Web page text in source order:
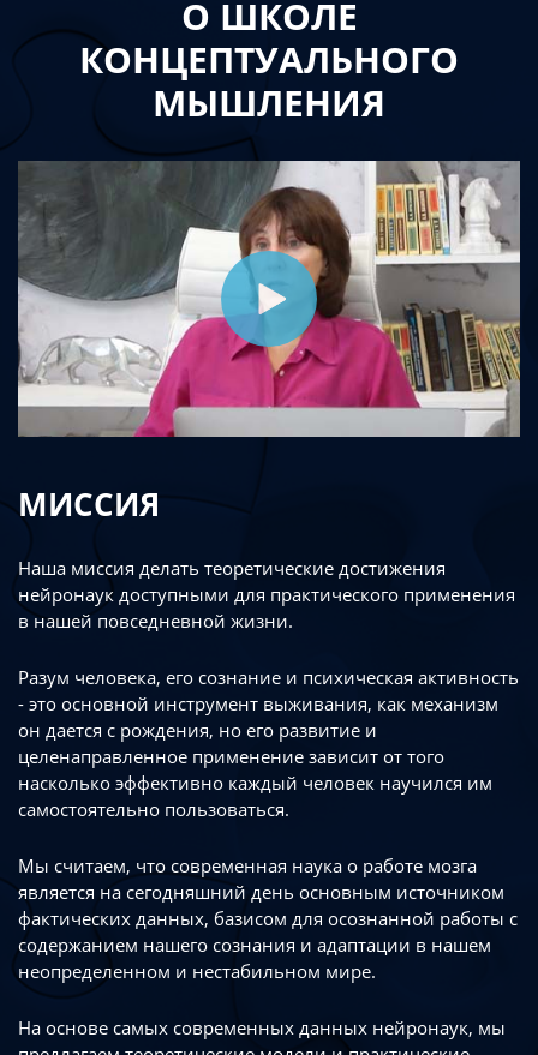
О ШКОЛЕ
КОНЦЕПТУАЛЬНОГО
МЫШЛЕНИЯ
МИССИЯ
Наша миссия делать теоретические достижения
нейронаук доступными для практического применения
в нашей повседневной жизни.
Разум человека, его сознание и психическая активность
- это основной инструмент выживания, как механизм
он дается с рождения, но его развитие и
целенаправленное применение зависит от того
насколько эффективно каждый человек научился им
самостоятельно пользоваться.
Мы считаем, что современная наука о работе мозга
является на сегодняшний день основным источником
фактических данных, базисом для осознанной работы с
содержанием нашего сознания и адаптации в нашем
неопределенном и нестабильном мире.
На основе самых современных данных нейронаук, мы